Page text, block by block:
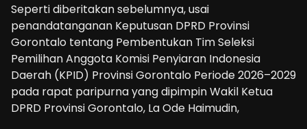
Seperti diberitakan sebelumnya, usai
penandatanganan Keputusan DPRD Provinsi
Gorontalo tentang Pembentukan Tim Seleksi
Pemilihan Anggota Komisi Penyiaran Indonesia
Daerah (KPID) Provinsi Gorontalo Periode 2026–2029
pada rapat paripurna yang dipimpin Wakil Ketua
DPRD Provinsi Gorontalo, La Ode Haimudin,